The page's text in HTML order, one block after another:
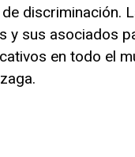
discriminación.
y sus asociados
en todo el